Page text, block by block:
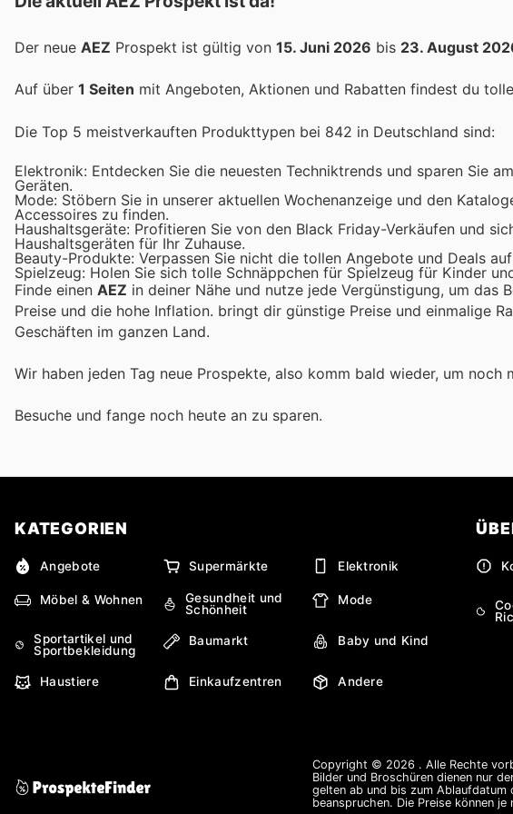
Der neue AEZ Prospekt ist gültig von 15. Juni 2026 bis 23. August
Auf über 1 Seiten mit Angeboten, Aktionen und Rabatten findest du
Die Top 5 meistverkauften Produkttypen bei 842 in Deutschland sind:
Elektronik: Entdecken Sie die neuesten Techniktrends und sparen Sie
Geräten.
Mode: Stöbern Sie in unserer aktuellen Wochenanzeige und den
Accessoires zu finden.
Haushaltsgeräte: Profitieren Sie von den Black Friday-Verkäufen und
Haushaltsgeräten für Ihr Zuhause.
Beauty-Produkte: Verpassen Sie nicht die tollen Angebote und Deals
Spielzeug: Holen Sie sich tolle Schnäppchen für Spielzeug für Kinder
Finde einen AEZ in deiner Nähe und nutze jede Vergünstigung, um das
Preise und die hohe Inflation. bringt dir günstige Preise und einmalige
Geschäften im ganzen Land.
Wir haben jeden Tag neue Prospekte, also komm bald wieder, um noch
Besuche und fange noch heute an zu sparen.
KATEGORIEN
Angebote Supermärkte Elektronik
Möbel & Wohnen
Gesundheit und
Schönheit
Mode
Sportartikel und
Sportbekleidung
Baumarkt Baby und Kind
Haustiere Einkaufzentren Andere
Copyright © 2026 . Alle Rechte
Bilder und Broschüren dienen nur
gelten ab und bis zum
beanspruchen. Die Preise können